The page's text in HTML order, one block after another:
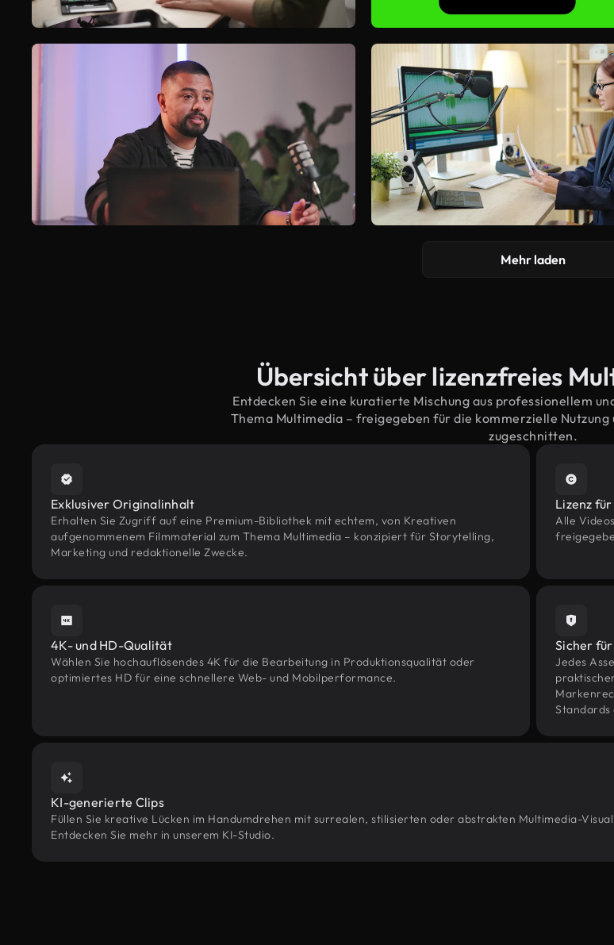
Mehr laden
Übersicht über lizenzfreies
Entdecken Sie eine kuratierte Mischung aus professionellem
Thema Multimedia – freigegeben für die kommerzielle
zugeschnitten.
Exklusiver Originalinhalt
Erhalten Sie Zugriff auf eine Premium-Bibliothek mit echtem, von Kreativen
aufgenommenem Filmmaterial zum Thema Multimedia – konzipiert für Storytelling,
Marketing und redaktionelle Zwecke.
Lizenz
Alle
4K- und HD-Qualität
Wählen Sie hochauflösendes 4K für die Bearbeitung in Produktionsqualität oder
optimiertes HD für eine schnellere Web- und Mobilperformance.
Sicher
Jedes
KI-generierte Clips
Füllen Sie kreative Lücken im Handumdrehen mit surrealen, stilisierten oder abstrakten Multimedia-
Entdecken Sie mehr in unserem KI-Studio.